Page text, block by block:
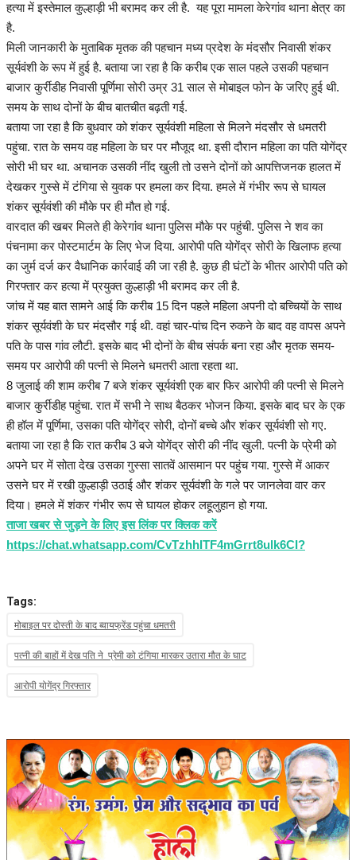
हत्या में इस्तेमाल कुल्हाड़ी भी बरामद कर ली है. यह पूरा मामला केरेगांव थाना क्षेत्र का
है.
मिली जानकारी के मुताबिक मृतक की पहचान मध्य प्रदेश के मंदसौर निवासी शंकर
सूर्यवंशी के रूप में हुई है. बताया जा रहा है कि करीब एक साल पहले उसकी पहचान
बाजार कुर्रीडीह निवासी पूर्णिमा सोरी उम्र 31 साल से मोबाइल फोन के जरिए हुई थी.
समय के साथ दोनों के बीच बातचीत बढ़ती गई.
बताया जा रहा है कि बुधवार को शंकर सूर्यवंशी महिला से मिलने मंदसौर से धमतरी
पहुंचा. रात के समय वह महिला के घर पर मौजूद था. इसी दौरान महिला का पति योगेंद्र
सोरी भी घर था. अचानक उसकी नींद खुली तो उसने दोनों को आपत्तिजनक हालत में
देखकर गुस्से में टंगिया से युवक पर हमला कर दिया. हमले में गंभीर रूप से घायल
शंकर सूर्यवंशी की मौके पर ही मौत हो गई.
वारदात की खबर मिलते ही केरेगांव थाना पुलिस मौके पर पहुंची. पुलिस ने शव का
पंचनामा कर पोस्टमार्टम के लिए भेज दिया. आरोपी पति योगेंद्र सोरी के खिलाफ हत्या
का जुर्म दर्ज कर वैधानिक कार्रवाई की जा रही है. कुछ ही घंटों के भीतर आरोपी पति को
गिरफ्तार कर हत्या में प्रयुक्त कुल्हाड़ी भी बरामद कर ली है.
जांच में यह बात सामने आई कि करीब 15 दिन पहले महिला अपनी दो बच्चियों के साथ
शंकर सूर्यवंशी के घर मंदसौर गई थी. वहां चार-पांच दिन रुकने के बाद वह वापस अपने
पति के पास गांव लौटी. इसके बाद भी दोनों के बीच संपर्क बना रहा और मृतक समय-
समय पर आरोपी की पत्नी से मिलने धमतरी आता रहता था.
8 जुलाई की शाम करीब 7 बजे शंकर सूर्यवंशी एक बार फिर आरोपी की पत्नी से मिलने
बाजार कुर्रीडीह पहुंचा. रात में सभी ने साथ बैठकर भोजन किया. इसके बाद घर के एक
ही हॉल में पूर्णिमा, उसका पति योगेंद्र सोरी, दोनों बच्चे और शंकर सूर्यवंशी सो गए.
बताया जा रहा है कि रात करीब 3 बजे योगेंद्र सोरी की नींद खुली. पत्नी के प्रेमी को
अपने घर में सोता देख उसका गुस्सा सातवें आसमान पर पहुंच गया. गुस्से में आकर
उसने घर में रखी कुल्हाड़ी उठाई और शंकर सूर्यवंशी के गले पर जानलेवा वार कर
दिया। हमले में शंकर गंभीर रूप से घायल होकर लहूलुहान हो गया.
ताजा खबर से जुड़ने के लिए इस लिंक पर क्लिक करें
https://chat.whatsapp.com/CvTzhhITF4mGrrt8ulk6CI?
Tags:
मोबाइल पर दोस्ती के बाद ब्वायफ्रेंड पहुंचा धमतरी
पत्नी की बाहों में देख पति ने प्रेमी को टंगिया मारकर उतारा मौत के घाट
आरोपी योगेंद्र गिरफ्तार